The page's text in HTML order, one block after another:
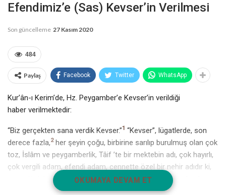
Efendimiz’e (sas) Kevser’in Verilmesi
Son güncelleme 27 Kasım 2020
484
Paylaş Facebook Twitter WhatsApp
Kur’ân-ı Kerim’de, Hz. Peygamber’e Kevser’in verildiği
haber verilmektedir:
“Biz gerçekten sana verdik Kevser.”1 “Kevser”, lügatlerde, son
derece fazla,2her şeyin çoğu, birbirine sarılıp burulmuş olan çok
toz, İslâm ve peygamberlik, Tâif ’te bir mektebin adı, çok hayırlı,
çok vergili adam, efendi adam, cennette özel bir nehir adıdır ki,
cennetin bütün ırmakları ondan meydana gelir-
gibi anlamlara
OKUMAYA DEVAM ET